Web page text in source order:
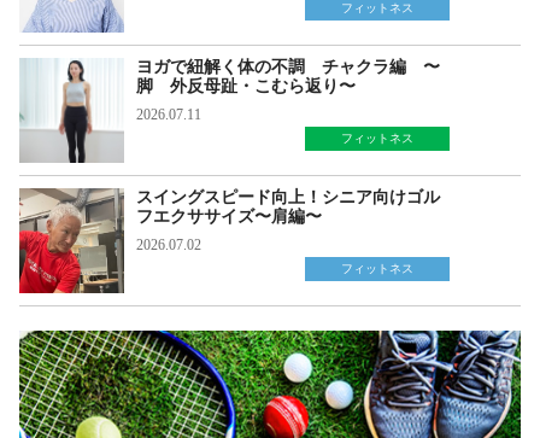
フィットネス
ヨガで紐解く体の不調 チャクラ編 〜
脚 外反母趾・こむら返り〜
2026.07.11
フィットネス
スイングスピード向上！シニア向けゴル
フエクササイズ〜肩編〜
2026.07.02
フィットネス